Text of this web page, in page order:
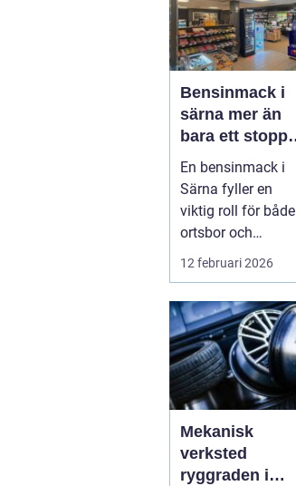
Bensinmack i
särna mer än
bara ett stopp
för att tanka
En bensinmack i
Särna fyller en
viktig roll för både
ortsbor och
förbipasserande.
e...
12 februari 2026
Mekanisk
verksted
ryggraden i